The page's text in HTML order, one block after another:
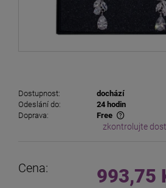
Dostupnost:
dochází
Odeslání do:
24 hodin
Doprava:
Free
The price does not include any
zkontrolujte
Cena: 993,75